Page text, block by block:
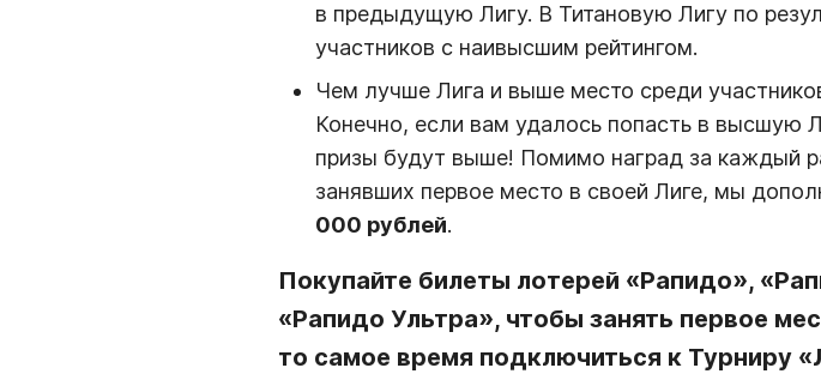
в предыдущую Лигу. В Титановую Лигу по
участников с наивысшим рейтингом.
Чем лучше Лига и выше место среди
Конечно, если вам удалось попасть в высшую
призы будут выше! Помимо наград за каждый
занявших первое место в своей Лиге, мы
000 рублей.
Покупайте билеты лотерей «Рапидо»,
«Рапидо Ультра», чтобы занять первое
то самое время подключиться к Турниру